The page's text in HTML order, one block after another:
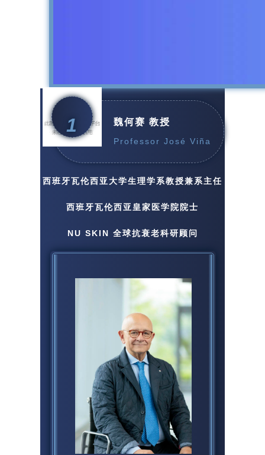
1 魏何赛 教授
Professor José Viña
西班牙瓦伦西亚大学生理学系教授兼系主任
西班牙瓦伦西亚皇家医学院院士
NU SKIN 全球抗衰老科研顾问